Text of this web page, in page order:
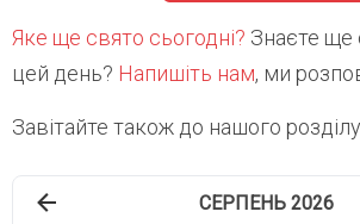
Яке ще свято сьогодні? Знаєте ще
цей день? Напишіть нам, ми
Завітайте також до нашого розділу
СЕРПЕНЬ 2026